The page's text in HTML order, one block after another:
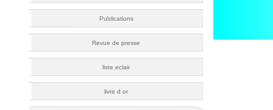
Publications
Revue de presse
liste eclair
livre d or